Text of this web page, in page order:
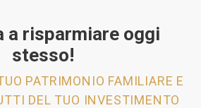
a risparmiare oggi
stesso!
PATRIMONIO FAMILIARE E
DEL TUO INVESTIMENTO